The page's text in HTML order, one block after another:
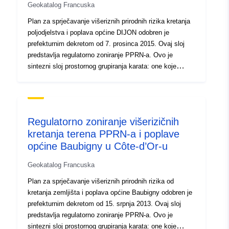
Geokatalog Francuska
Plan za sprječavanje višeriznih prirodnih rizika kretanja
poljodjelstva i poplava općine DIJON odobren je
prefekturnim dekretom od 7. prosinca 2015. Ovaj sloj
predstavlja regulatorno zoniranje PPRN-a. Ovo je
sintezni sloj prostornog grupiranja karata: one koje
glinenih tla.
Regulatorno zoniranje višerizičnih
kretanja terena PPRN-a i poplave
općine Baubigny u Côte-d’Or-u
Geokatalog Francuska
Plan za sprječavanje višeriznih prirodnih rizika od
kretanja zemljišta i poplava općine Baubigny odobren je
prefekturnim dekretom od 15. srpnja 2013. Ovaj sloj
predstavlja regulatorno zoniranje PPRN-a. Ovo je
sintezni sloj prostornog grupiranja karata: one koje